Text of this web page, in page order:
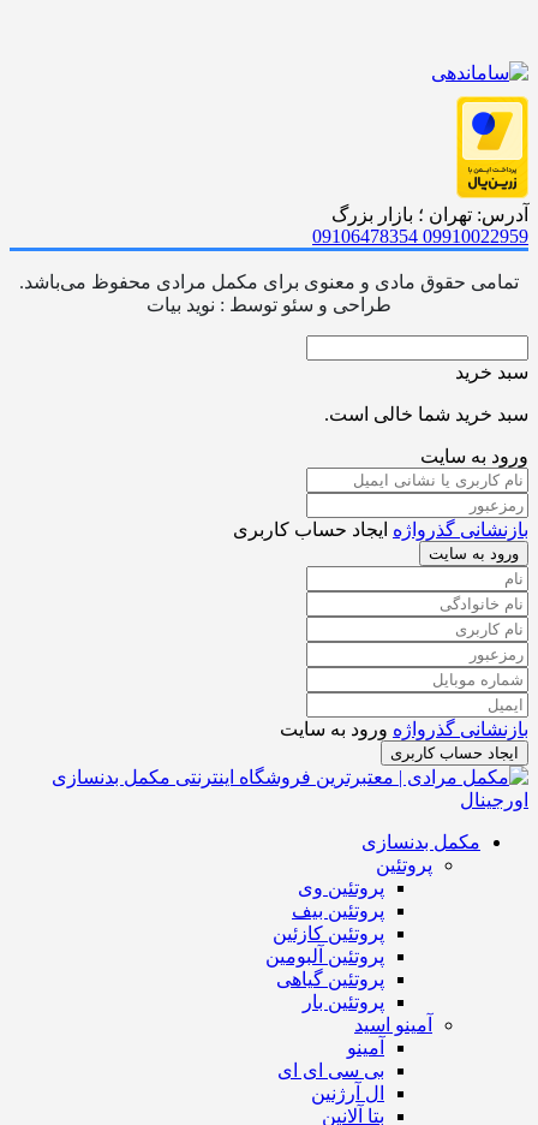
آدرس: تهران ؛ بازار بزرگ
09910022959
09106478354
تمامی حقوق مادی و معنوی برای مکمل مرادی محفوظ می‌باشد.
طراحی و سئو توسط : نوید بیات
سبد خرید
سبد خرید شما خالی است.
ورود به سایت
بازنشانی گذرواژه ایجاد حساب کاربری
ورود به سایت
بازنشانی گذرواژه ورود به سایت
ایجاد حساب کاربری
مکمل بدنسازی
پروتئین
پروتئین وی
پروتئین بیف
پروتئین کازئین
پروتئین آلبومین
پروتئین گیاهی
پروتئین بار
آمینو اسید
آمینو
بی سی ای ای
ال آرژنین
بتا آلانین